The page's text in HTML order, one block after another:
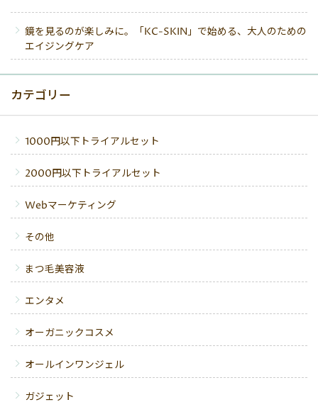
鏡を見るのが楽しみに。「KC-SKIN」で始める、大人のための
エイジングケア
カテゴリー
1000円以下トライアルセット
2000円以下トライアルセット
Webマーケティング
その他
まつ毛美容液
エンタメ
オーガニックコスメ
オールインワンジェル
ガジェット